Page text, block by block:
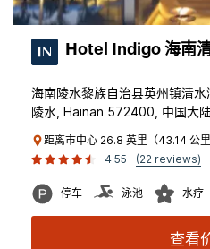
Hotel Indigo 海南
海南陵水黎族自治县英州镇清
陵水, Hainan 572400, 中国大
距离市中心 26.8 英里（43.14 公
4.55
(22 reviews)
停车 泳池 水疗
查看